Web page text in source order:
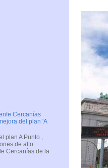
Cercanías
del plan 'A
plan A Punto ,
de alto
Cercanías de la